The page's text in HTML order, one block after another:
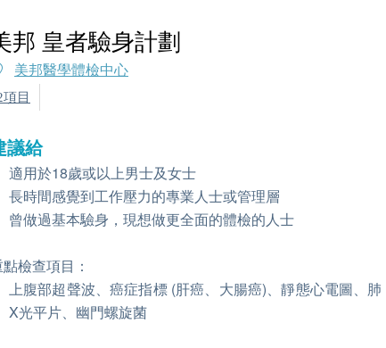
邦 皇者驗身計劃
美邦醫學體檢中心
項目
議給
適用於18歲或以上男士及女士
長時間感覺到工作壓力的專業人士或管理層
曾做過基本驗身，現想做更全面的體檢的人士
檢查項目：
上腹部超聲波、癌症指標 (肝癌、大腸癌)、靜態心電圖、肺
X光平片、幽門螺旋菌